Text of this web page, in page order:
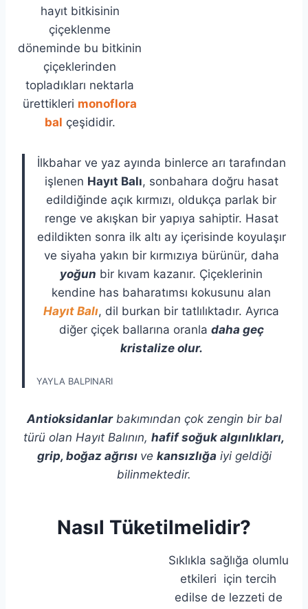
hayıt bitkisinin
çiçeklenme
döneminde bu bitkinin
çiçeklerinden
topladıkları nektarla
ürettikleri monoflora
bal çeşididir.
İlkbahar ve yaz ayında binlerce arı tarafından
işlenen Hayıt Balı, sonbahara doğru hasat
edildiğinde açık kırmızı, oldukça parlak bir
renge ve akışkan bir yapıya sahiptir. Hasat
edildikten sonra ilk altı ay içerisinde koyulaşır
ve siyaha yakın bir kırmızıya bürünür, daha
yoğun bir kıvam kazanır. Çiçeklerinin
kendine has baharatımsı kokusunu alan
Hayıt Balı, dil burkan bir tatlılıktadır. Ayrıca
diğer çiçek ballarına oranla daha geç
kristalize olur.
YAYLA BALPINARI
Antioksidanlarbakımından çok zengin bir bal
türü olan Hayıt Balının, hafif soğuk algınlıkları,
grip, boğaz ağrısı ve kansızlığaiyi geldiği
bilinmektedir.
Nasıl Tüketilmelidir?
Sıklıkla sağlığa olumlu
etkileri için tercih
edilse de lezzeti de